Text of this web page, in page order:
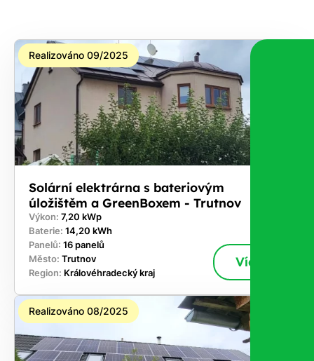
nárok.
Stačí
nám dát
vědět -
a nic Vás
to
nestojí.
Realizováno 09/2025
Solární elektrárna s bateriovým
úložištěm a GreenBoxem - Trutnov
Výkon: 7,20 kWp
Baterie: 14,20 kWh
Panelů: 16 panelů
Město: Trutnov
Region: Královéhradecký kraj
Více
Realizováno 08/2025